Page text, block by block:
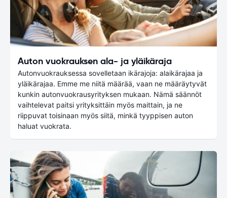
Auton vuokrauksen ala- ja yläikäraja
Autonvuokrauksessa sovelletaan ikärajoja: alaikärajaa ja
yläikärajaa. Emme me niitä määrää, vaan ne määräytyvät
kunkin autonvuokrausyrityksen mukaan. Nämä säännöt
vaihtelevat paitsi yrityksittäin myös maittain, ja ne
riippuvat toisinaan myös siitä, minkä tyyppisen auton
haluat vuokrata.